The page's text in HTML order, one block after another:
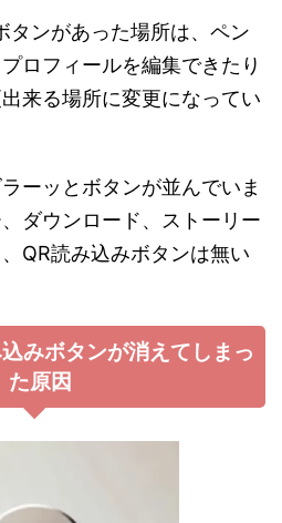
タンがあった場所は、ペン
ロフィールを編集できたり
来る場所に変更になってい
ーッとボタンが並んでいま
ダウンロード、ストーリー
QR読み込みボタンは無い
みボタンが消えてしまっ
た原因